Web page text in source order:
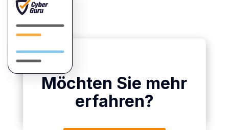
Möchten Sie mehr
erfahren?